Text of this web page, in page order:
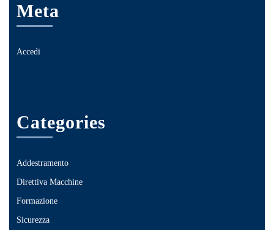
Meta
Accedi
Categories
Addestramento
Direttiva Macchine
Formazione
Sicurezza